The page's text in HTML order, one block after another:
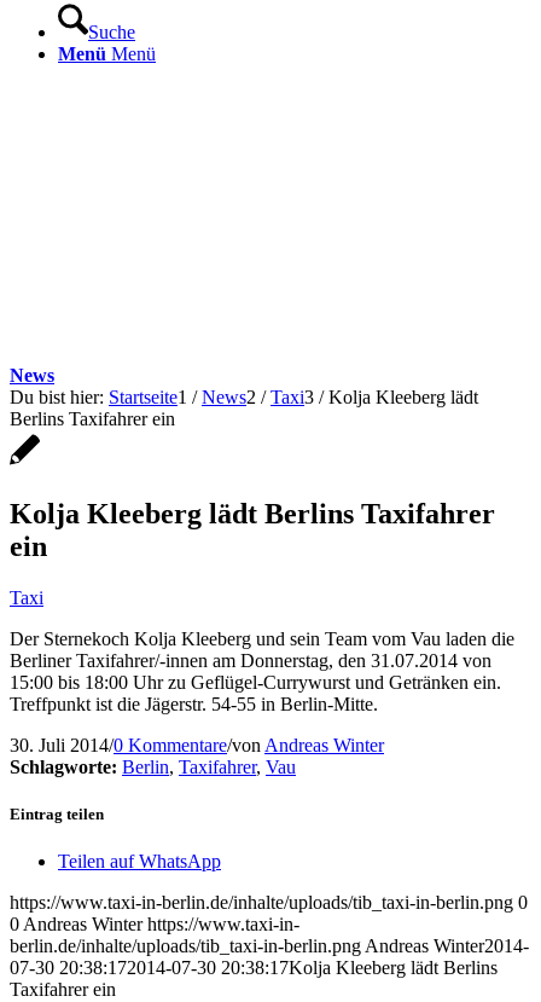
Suche
Menü Menü
News
Du bist hier: Startseite1 / News2 / Taxi3 / Kolja Kleeberg lädt
Berlins Taxifahrer ein
Kolja Kleeberg lädt Berlins Taxifahrer
ein
Taxi
Der Sternekoch Kolja Kleeberg und sein Team vom Vau laden die
Berliner Taxifahrer/-innen am Donnerstag, den 31.07.2014 von
15:00 bis 18:00 Uhr zu Geflügel-Currywurst und Getränken ein.
Treffpunkt ist die Jägerstr. 54-55 in Berlin-Mitte.
30. Juli 2014/0 Kommentare/von Andreas Winter
Schlagworte: Berlin, Taxifahrer, Vau
Eintrag teilen
Teilen auf WhatsApp
https://www.taxi-in-berlin.de/inhalte/uploads/tib_taxi-in-berlin.png 0
0 Andreas Winter https://www.taxi-in-
berlin.de/inhalte/uploads/tib_taxi-in-berlin.png Andreas Winter2014-
07-30 20:38:172014-07-30 20:38:17Kolja Kleeberg lädt Berlins
Taxifahrer ein